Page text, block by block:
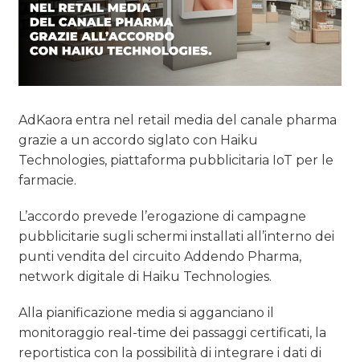
AdKaora entra nel retail media del canale pharma
grazie a un accordo siglato con Haiku
Technologies, piattaforma pubblicitaria IoT per le
farmacie.
L’accordo prevede l’erogazione di campagne
pubblicitarie sugli schermi installati all’interno dei
punti vendita del circuito Addendo Pharma,
network digitale di Haiku Technologies.
Alla pianificazione media si agganciano il
monitoraggio real-time dei passaggi certificati, la
reportistica con la possibilità di integrare i dati di